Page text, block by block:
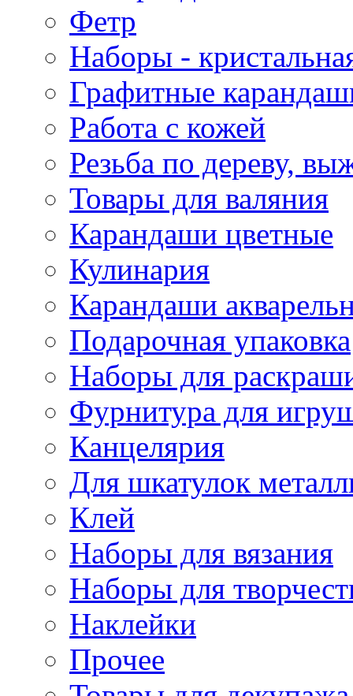
Фетр
Наборы -
Графитные
Работа с кожей
Резьба по дереву,
Товары для валяния
Карандаши цветные
Кулинария
Карандаши
Подарочная упаковка
Наборы для
Фурнитура для
Канцелярия
Для шкатулок
Клей
Наборы для вязания
Наборы для
Наклейки
Прочее